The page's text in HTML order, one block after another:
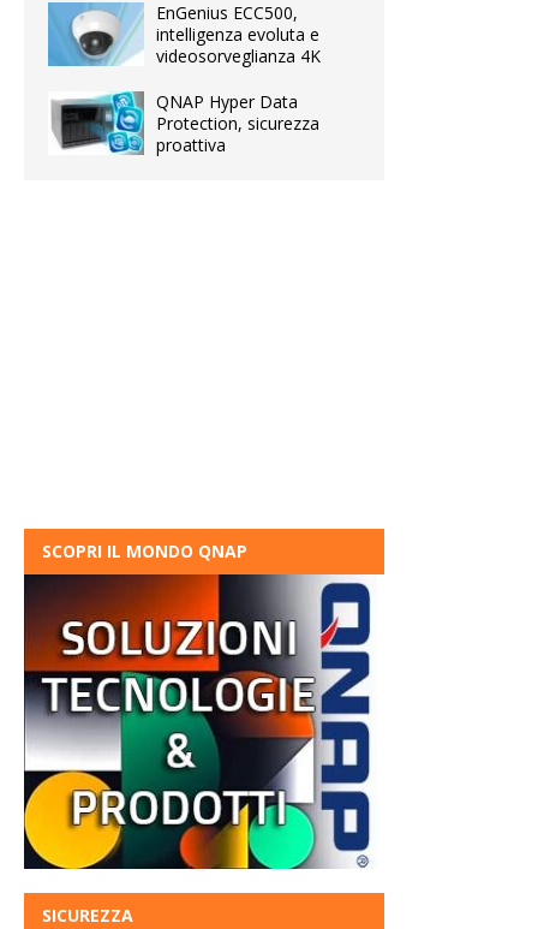
EnGenius ECC500,
intelligenza evoluta e
videosorveglianza 4K
QNAP Hyper Data
Protection, sicurezza
proattiva
SCOPRI IL MONDO QNAP
SICUREZZA